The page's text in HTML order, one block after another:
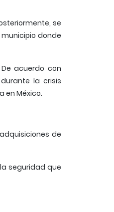
se
donde
acuerdo con
la crisis
en México.
de
seguridad que